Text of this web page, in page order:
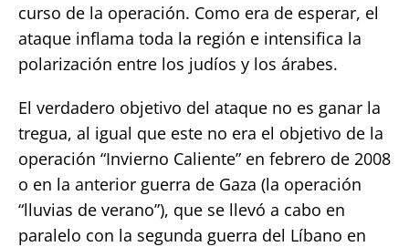
curso de la operación. Como era de esperar, el
ataque inflama toda la región e intensifica la
polarización entre los judíos y los árabes.
El verdadero objetivo del ataque no es ganar la
tregua, al igual que este no era el objetivo de la
operación “Invierno Caliente” en febrero de 2008
o en la anterior guerra de Gaza (la operación
“lluvias de verano”), que se llevó a cabo en
paralelo con la segunda guerra del Líbano en